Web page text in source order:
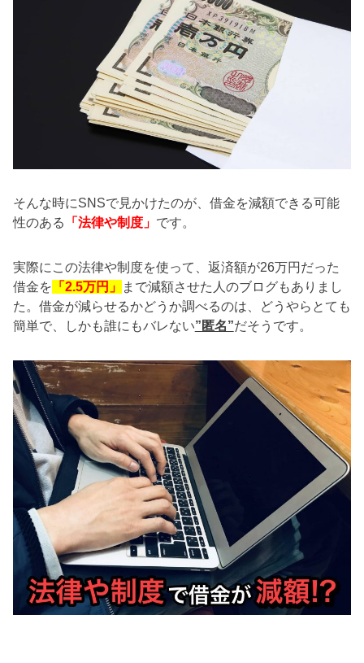
そんな時にSNSで見かけたのが、借金を減額できる可能
性のある 「法律や制度」 です。
実際にこの法律や制度を使って、返済額が26万円だった
借金を 「2.5万円」
まで減額させた人のブログもありまし
た。借金が減らせるかどうか調べるのは、どうやらとても
簡単で、しかも誰にもバレない”匿名”だそうです。